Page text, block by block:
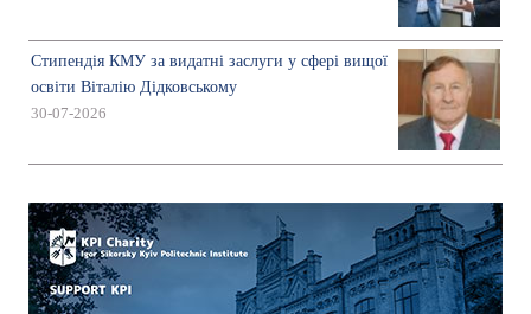
Стипендія КМУ за видатні заслуги у сфері вищої
освіти Віталію Дідковському
30-07-2026